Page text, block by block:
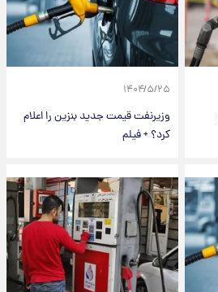
۱۴۰۴/۵/۲۵
وزیرنفت قیمت جدید بنزین را اعلام
کرد؟ + فیلم